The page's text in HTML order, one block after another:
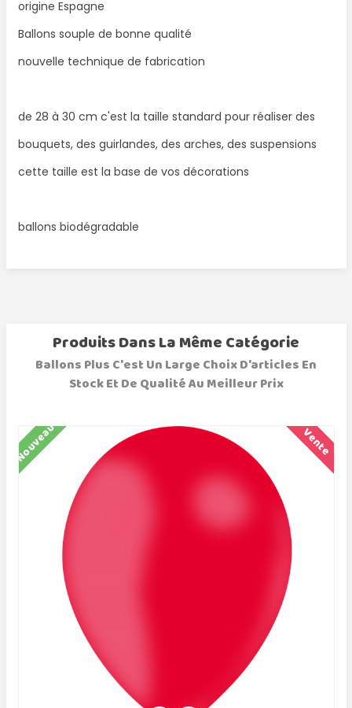
origine Espagne
Ballons souple de bonne qualité
nouvelle technique de fabrication
de 28 à 30 cm c'est la taille standard pour réaliser des
bouquets, des guirlandes, des arches, des suspensions
cette taille est la base de vos décorations
ballons biodégradable
Produits Dans La Même Catégorie
Ballons Plus C'est Un Large Choix D'articles En
Stock Et De Qualité Au Meilleur Prix
Nouveau Vente